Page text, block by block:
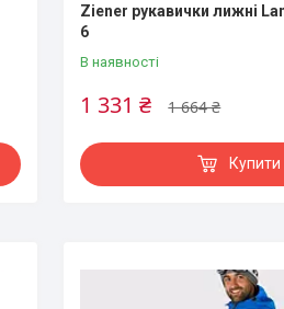
Ziener рукавички лижні
6
В наявності
1 664 ₴
1 331 ₴
Купити